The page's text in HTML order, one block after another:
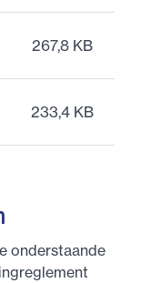
267,8 KB
233,4 KB
onderstaande